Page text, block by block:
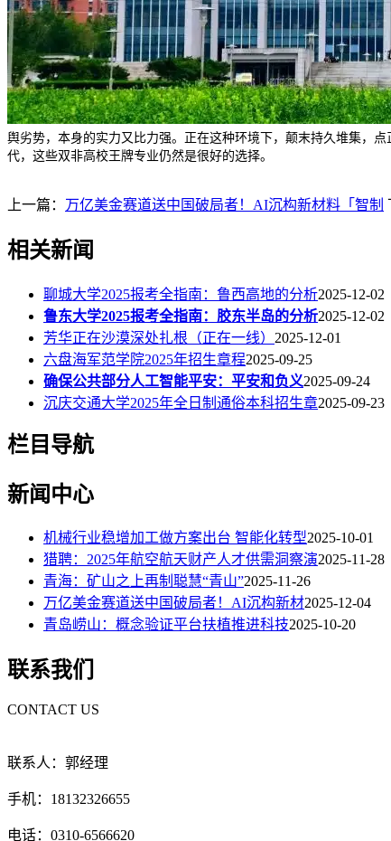
舆劣势，本身的实力又比力强。正在这种环境下，颠末持久堆集，
代，这些双非高校王牌专业仍然是很好的选择。
上一篇： 万亿美金赛道送中国破局者！AI沉构新材料「智制
相关新闻
聊城大学2025报考全指南：鲁西高地的分析2025-12-02
鲁东大学2025报考全指南：胶东半岛的分析2025-12-02
芳华正在沙漠深处扎根（正在一线） 2025-12-01
六盘海军范学院2025年招生章程2025-09-25
确保公共部分人工智能平安：平安和负义2025-09-24
沉庆交通大学2025年全日制通俗本科招生章2025-09-23
栏目导航
新闻中心
机械行业稳增加工做方案出台 智能化转型2025-10-01
猎聘：2025年航空航天财产人才供需洞察演2025-11-28
青海：矿山之上再制聪慧“青山”2025-11-26
万亿美金赛道送中国破局者！AI沉构新材2025-12-04
青岛崂山：概念验证平台扶植推进科技2025-10-20
联系我们
CONTACT US
联系人：郭经理
手机：18132326655
电话：0310-6566620